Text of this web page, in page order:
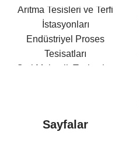
Arıtma Tesisleri ve Terfi
İstasyonları
Endüstriyel Proses
Tesisatları
Otel Mekanik Tesisatları
Sıhhi Tesisat ve Yangın
Sayfalar